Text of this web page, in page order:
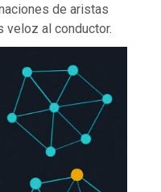
de aristas
veloz al conductor.